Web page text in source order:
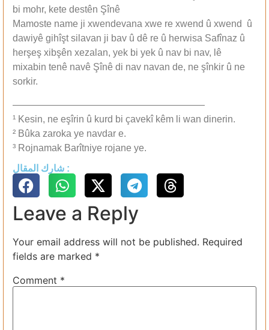
bi mohr, kete destên Şînê
Mamoste name ji xwendevana xwe re xwend û xwend û
dawiyê gihîşt silavan ji bav û dê re û herwisa Safînaz û
herşeş xibşên xezalan, yek bi yek û nav bi nav, lê
mixabin tenê navê Şînê di nav navan de, ne şînkir û ne
sorkir.
————————————————————
¹ Kesin, ne eşîrin û kurd bi çavekî kêm li wan dinerin.
² Bûka zaroka ye navdar e.
³ Rojnamak Barîtniye rojane ye.
شارك المقال :
Leave a Reply
Your email address will not be published. Required
fields are marked *
Comment *